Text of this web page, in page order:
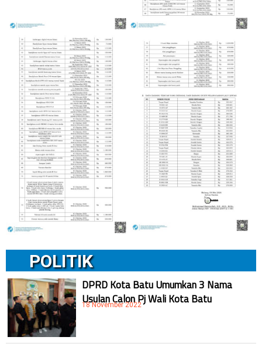
POLITIK
DPRD Kota Batu Umumkan 3 Nama
Usulan Calon Pj Wali Kota Batu
18 November 2022